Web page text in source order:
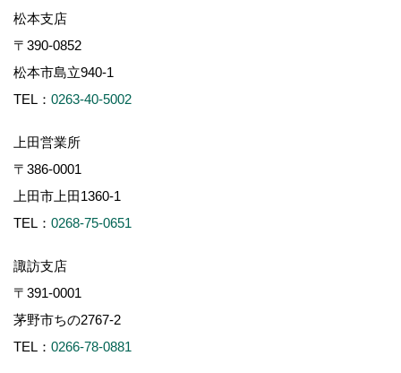
松本支店
〒390-0852
松本市島立940-1
TEL： 0263-40-5002
上田営業所
〒386-0001
上田市上田1360-1
TEL： 0268-75-0651
諏訪支店
〒391-0001
茅野市ちの2767-2
TEL： 0266-78-0881